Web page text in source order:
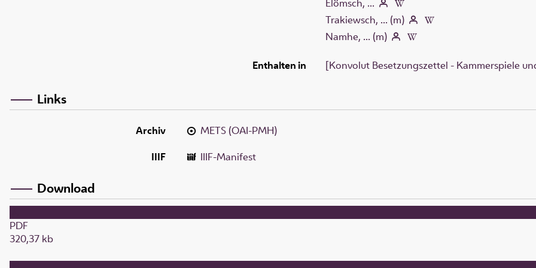
Enthalten in [Konvolut Besetzungszettel - Kammerspiele
Elömsch, ...
Trakiewsch, ... (m)
Namhe, ... (m)
Links
Archiv
METS (OAI-PMH)
IIIF
IIIF-Manifest
Download
PDF
320,37 kb